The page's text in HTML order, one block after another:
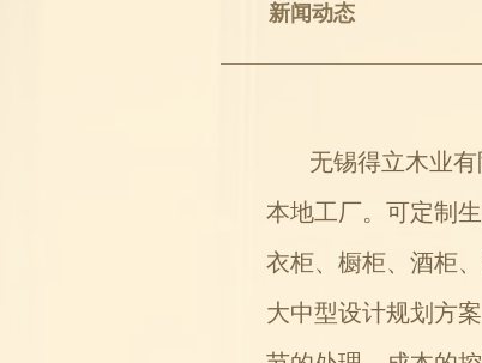
新闻动态
无锡得立木业有
本地工厂。可定制
衣柜、橱柜、酒柜
大中型设计规划方